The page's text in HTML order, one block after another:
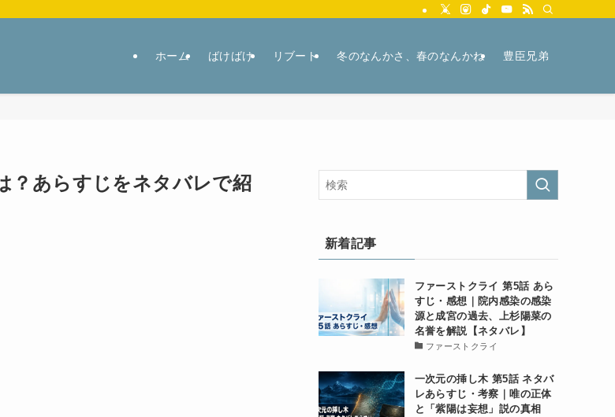
ホーム ばけばけ リブート 冬のなんかさ、春のなんかね 豊臣兄弟
？あらすじをネタバレで紹
新着記事
ファーストクライ 第5話 あら
すじ・感想｜院内感染の感染
源と成宮の過去、上杉陽菜の
名誉を解説【ネタバレ】
ファーストクライ
一次元の挿し木 第5話 ネタバ
レあらすじ・考察｜唯の正体
と「紫陽は妄想」説の真相